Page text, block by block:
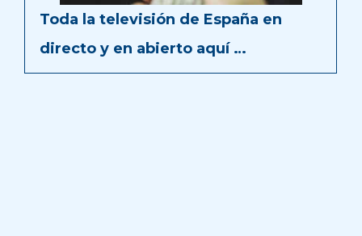
Toda la televisión de España en
directo y en abierto aquí …